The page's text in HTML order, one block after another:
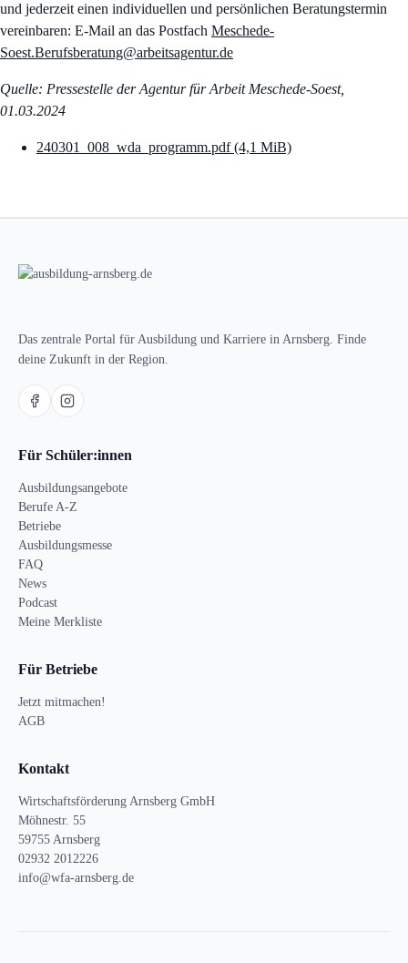
und jederzeit einen individuellen und persönlichen Beratungstermin
vereinbaren: E-Mail an das Postfach Meschede-
Soest.Berufsberatung@arbeitsagentur.de
Quelle: Pressestelle der Agentur für Arbeit Meschede-Soest,
01.03.2024
240301_008_wda_programm.pdf(4,1 MiB)
Das zentrale Portal für Ausbildung und Karriere in Arnsberg. Finde
deine Zukunft in der Region.
Für Schüler:innen
Ausbildungsangebote
Berufe A-Z
Betriebe
Ausbildungsmesse
FAQ
News
Podcast
Meine Merkliste
Für Betriebe
Jetzt mitmachen!
AGB
Kontakt
Wirtschaftsförderung Arnsberg GmbH
Möhnestr. 55
59755 Arnsberg
02932 2012226
info@wfa-arnsberg.de